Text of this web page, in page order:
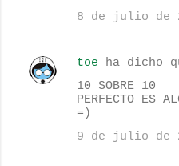
8 de julio de
toe ha dicho
10 SOBRE 10
PERFECTO ES
=)
9 de julio de